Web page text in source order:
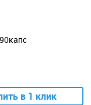
в 1 клик